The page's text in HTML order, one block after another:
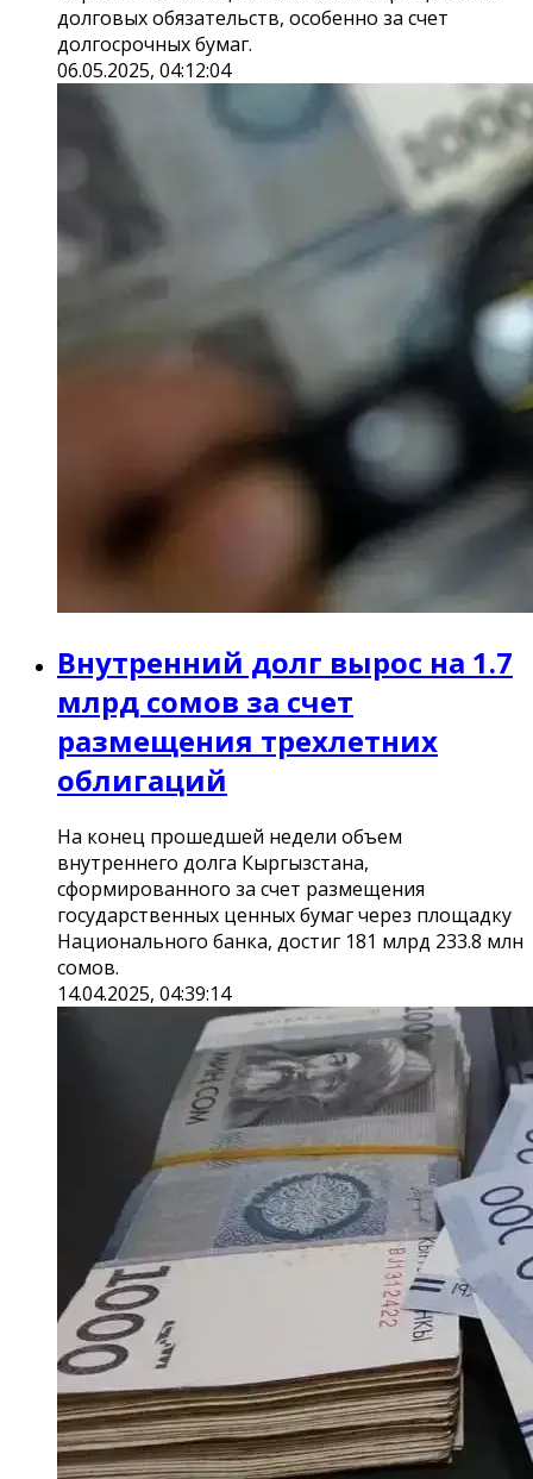
долговых обязательств, особенно за счет
долгосрочных бумаг.
06.05.2025, 04:12:04
Внутренний долг вырос на 1.7
млрд сомов за счет
размещения трехлетних
облигаций
На конец прошедшей недели объем
внутреннего долга Кыргызстана,
сформированного за счет размещения
государственных ценных бумаг через площадку
Национального банка, достиг 181 млрд 233.8 млн
сомов.
14.04.2025, 04:39:14